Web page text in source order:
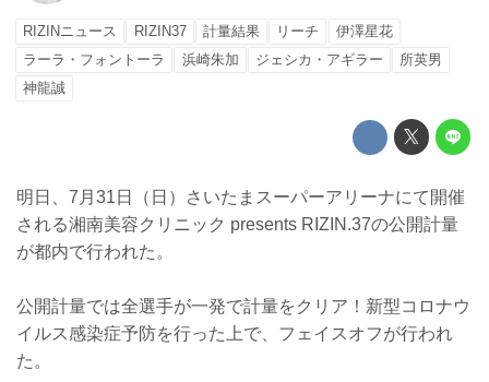
RIZINニュース RIZIN37 計量結果 リーチ
伊澤星花
ラーラ・フォントーラ
浜崎朱加 ジェシカ・アギラー
所英男
神龍誠
明日、7月31日（日）さいたまスーパーアリーナにて開催
される湘南美容クリニック presents RIZIN.37の公開計量
が都内で行われた。
公開計量では全選手が一発で計量をクリア！新型コロナウ
イルス感染症予防を行った上で、フェイスオフが行われ
た。